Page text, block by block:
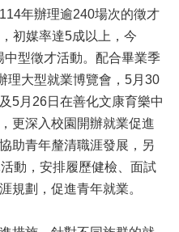
年辦理逾240場次的徵才
初媒率達5成以上，今
型徵才活動。配合畢業季
理大型就業博覽會，5月30
5月26日在善化文康育樂中
更深入校園開辦就業促進
助青年釐清職涯發展，另
動，安排履歷健檢、面試
規劃，促進青年就業。